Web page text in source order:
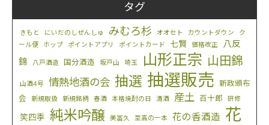
タグ
きもと にいだのしぜんしゅ みむろ杉 オオセト カウントダウン
ク
ール便
ホップ ポイントアプリ ポイントカード 七賢 価格改正
八反
錦
八戸酒造 国分酒造 坂戸山 埼玉 山形正宗 山田錦
山酒4号 情熱地酒の会 抽選 抽選販売 新政頒布
会
新規取扱 新規銘柄 春酒 本格焼酎の日 清酒 産土 百十郎 研修
笑四季 純米吟醸 美冨久 至高の一本 花の香酒造 花